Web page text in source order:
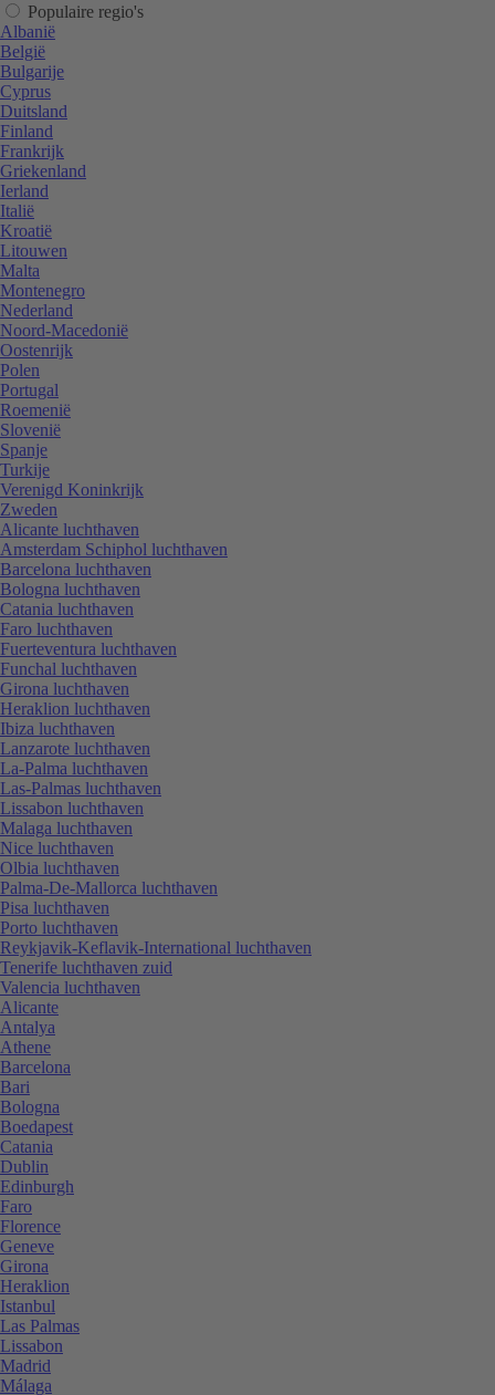
Populaire regio's
Albanië
België
Bulgarije
Cyprus
Duitsland
Finland
Frankrijk
Griekenland
Ierland
Italië
Kroatië
Litouwen
Malta
Montenegro
Nederland
Noord-Macedonië
Oostenrijk
Polen
Portugal
Roemenië
Slovenië
Spanje
Turkije
Verenigd Koninkrijk
Zweden
Alicante luchthaven
Amsterdam Schiphol luchthaven
Barcelona luchthaven
Bologna luchthaven
Catania luchthaven
Faro luchthaven
Fuerteventura luchthaven
Funchal luchthaven
Girona luchthaven
Heraklion luchthaven
Ibiza luchthaven
Lanzarote luchthaven
La-Palma luchthaven
Las-Palmas luchthaven
Lissabon luchthaven
Malaga luchthaven
Nice luchthaven
Olbia luchthaven
Palma-De-Mallorca luchthaven
Pisa luchthaven
Porto luchthaven
Reykjavik-Keflavik-International luchthaven
Tenerife luchthaven zuid
Valencia luchthaven
Alicante
Antalya
Athene
Barcelona
Bari
Bologna
Boedapest
Catania
Dublin
Edinburgh
Faro
Florence
Geneve
Girona
Heraklion
Istanbul
Las Palmas
Lissabon
Madrid
Málaga